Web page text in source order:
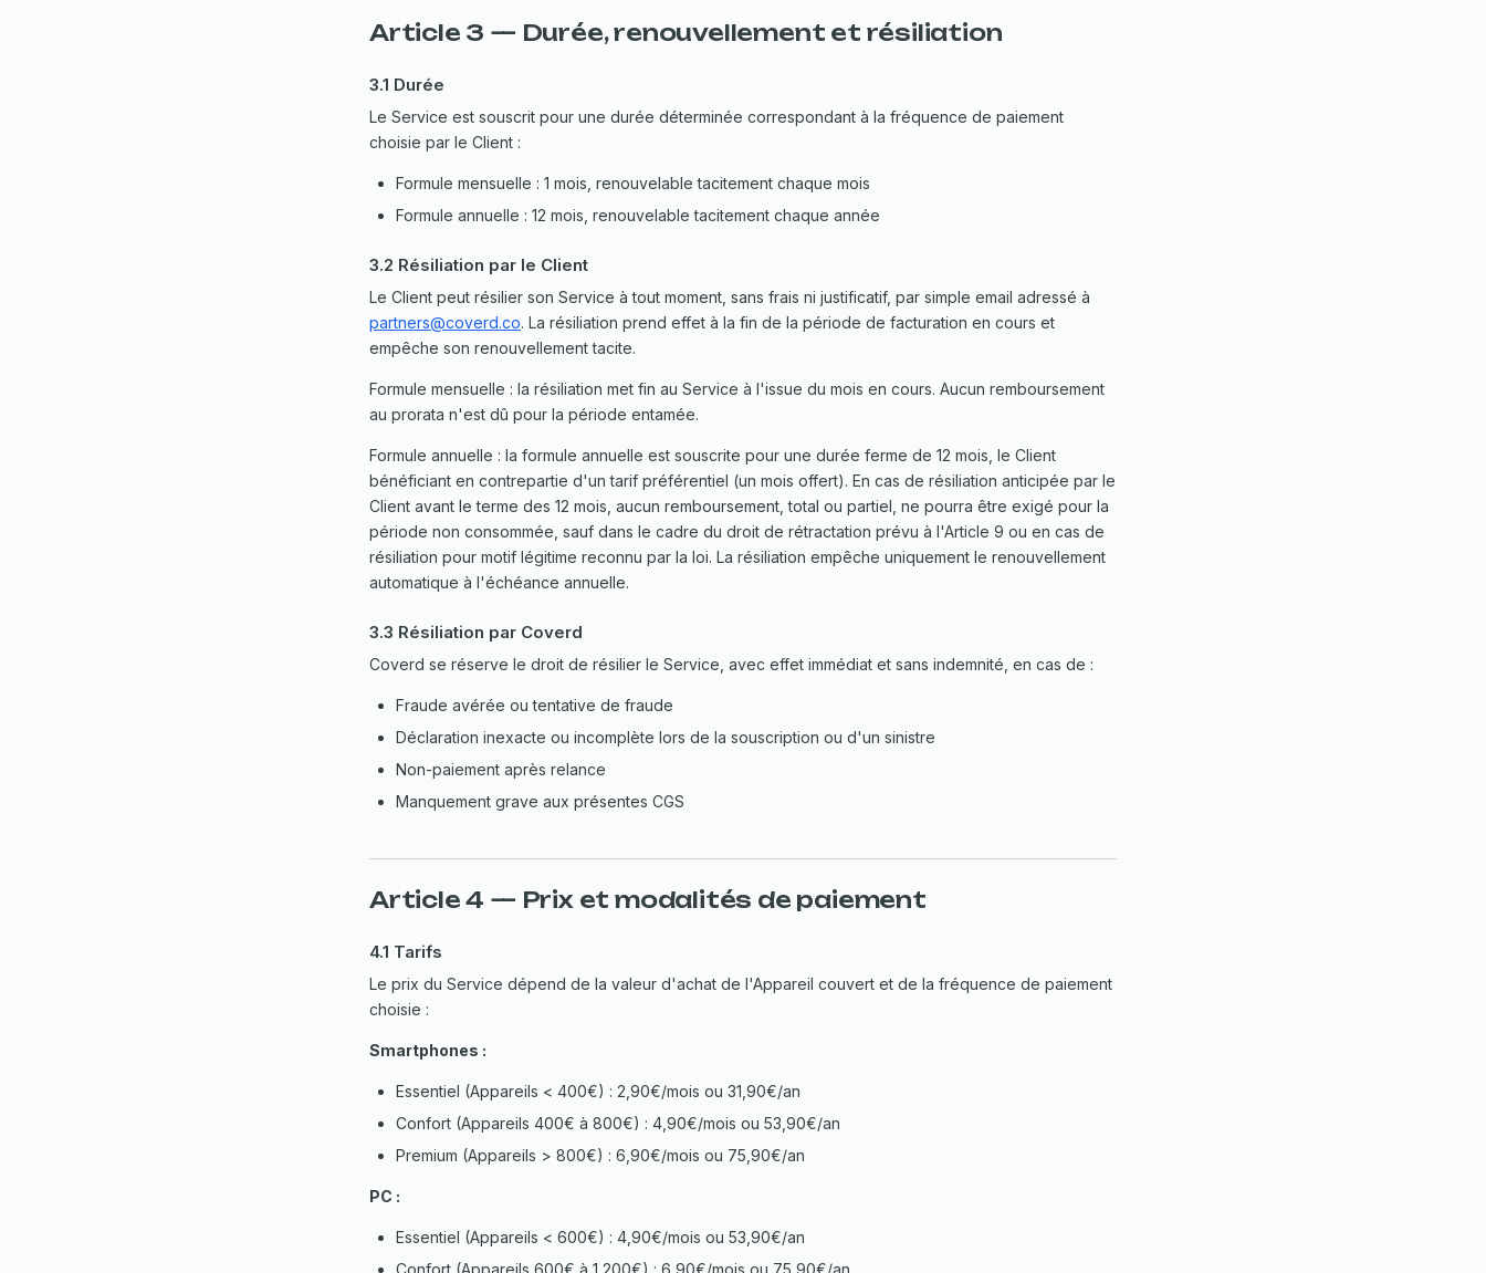
Article 3 — Durée, renouvellement et résiliation
3.1 Durée
Le Service est souscrit pour une durée déterminée correspondant à la fréquence de paiement
choisie par le Client :
Formule mensuelle : 1 mois, renouvelable tacitement chaque mois
Formule annuelle : 12 mois, renouvelable tacitement chaque année
3.2 Résiliation par le Client
Le Client peut résilier son Service à tout moment, sans frais ni justificatif, par simple email adressé à
partners@coverd.co. La résiliation prend effet à la fin de la période de facturation en cours et
empêche son renouvellement tacite.
Formule mensuelle : la résiliation met fin au Service à l'issue du mois en cours. Aucun remboursement
au prorata n'est dû pour la période entamée.
Formule annuelle : la formule annuelle est souscrite pour une durée ferme de 12 mois, le Client
bénéficiant en contrepartie d'un tarif préférentiel (un mois offert). En cas de résiliation anticipée par le
Client avant le terme des 12 mois, aucun remboursement, total ou partiel, ne pourra être exigé pour la
période non consommée, sauf dans le cadre du droit de rétractation prévu à l'Article 9 ou en cas de
résiliation pour motif légitime reconnu par la loi. La résiliation empêche uniquement le renouvellement
automatique à l'échéance annuelle.
3.3 Résiliation par Coverd
Coverd se réserve le droit de résilier le Service, avec effet immédiat et sans indemnité, en cas de :
Fraude avérée ou tentative de fraude
Déclaration inexacte ou incomplète lors de la souscription ou d'un sinistre
Non-paiement après relance
Manquement grave aux présentes CGS
Article 4 — Prix et modalités de paiement
4.1 Tarifs
Le prix du Service dépend de la valeur d'achat de l'Appareil couvert et de la fréquence de paiement
choisie :
Smartphones :
Essentiel (Appareils < 400€) : 2,90€/mois ou 31,90€/an
Confort (Appareils 400€ à 800€) : 4,90€/mois ou 53,90€/an
Premium (Appareils > 800€) : 6,90€/mois ou 75,90€/an
PC :
Essentiel (Appareils < 600€) : 4,90€/mois ou 53,90€/an
Confort (Appareils 600€ à 1 200€) : 6,90€/mois ou 75,90€/an